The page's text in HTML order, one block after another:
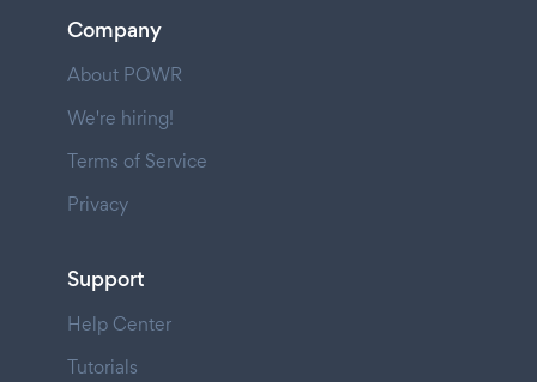
Company
About POWR
We're hiring!
Terms of Service
Privacy
Support
Help Center
Tutorials